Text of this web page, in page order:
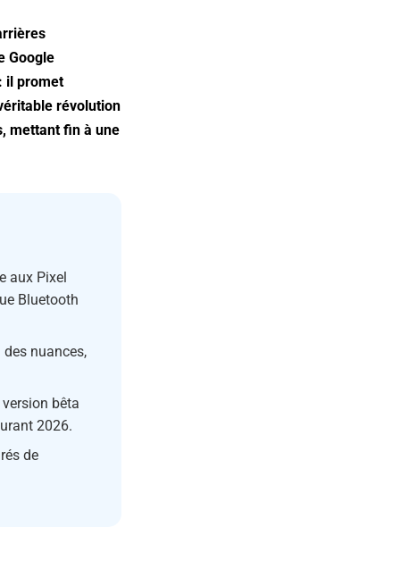
Google
il promet
révolution
mettant fin à une
aux Pixel
Bluetooth
nuances,
bêta
2026.
de